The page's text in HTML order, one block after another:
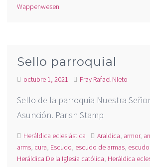
Wappenwesen
Sello parroquial
octubre 1, 2021 Fray Rafael Nieto
Sello de la parroquia Nuestra
Asunción. Parish Stamp
Heráldica eclesiástica Araldica, armor,
arms, cura, Escudo, escudo de armas,
Heráldica De la Iglesia católica, Heráldica